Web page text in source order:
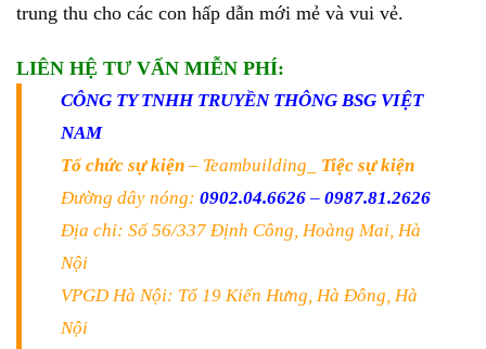
trung thu cho các con hấp dẫn mới mẻ và vui vẻ.
LIÊN HỆ TƯ VẤN MIỄN PHÍ:
CÔNG TY TNHH TRUYỀN THÔNG BSG VIỆT
NAM
Tổ chức sự kiện – Teambuilding_ Tiệc sự kiện
Đường dây nóng: 0902.04.6626 – 0987.81.2626
Địa chỉ: Số 56/337 Định Công, Hoàng Mai, Hà
Nội
VPGD Hà Nội: Tổ 19 Kiến Hưng, Hà Đông, Hà
Nội